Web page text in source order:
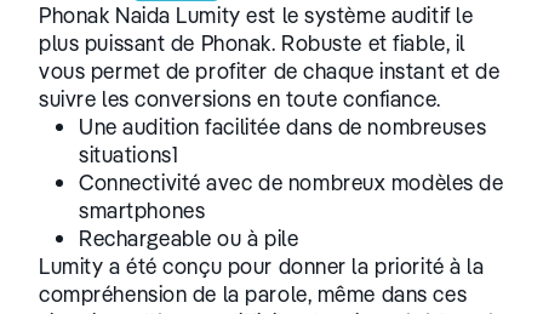
Phonak Naida Lumity est le système auditif le
plus puissant de Phonak. Robuste et fiable, il
vous permet de profiter de chaque instant et de
suivre les conversions en toute confiance.
Une audition facilitée dans de nombreuses
situations1
Connectivité avec de nombreux modèles de
smartphones
Rechargeable ou à pile
Lumity a été conçu pour donner la priorité à la
compréhension de la parole, même dans ces